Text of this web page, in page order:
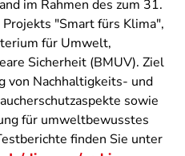
im Rahmen des zum 31.
"Smart fürs Klima",
für Umwelt,
Sicherheit (BMUV). Ziel
von Nachhaltigkeits- und
sowie
für umweltbewusstes
finden Sie unter